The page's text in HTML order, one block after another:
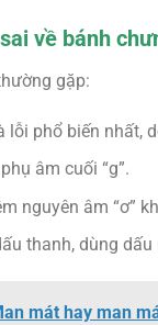
về bánh
gặp:
lỗi phổ biến nhất,
âm cuối “g”.
nguyên âm “ơ”
thanh, dùng
mát hay man